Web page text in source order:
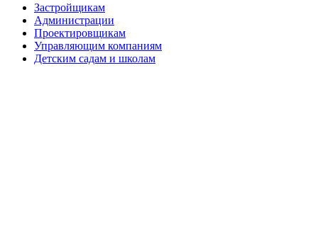
Застройщикам
Администрации
Проектировщикам
Управляющим компаниям
Детским садам и школам